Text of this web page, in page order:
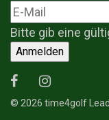
Bitte gib eine
Anmelden
© 2026 time4golf